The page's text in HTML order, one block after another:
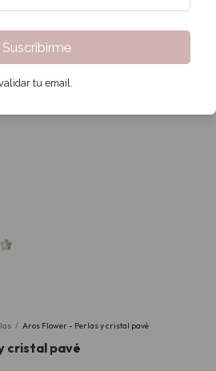
/ Aros Flower - Perlas y cristal pavé
cristal pavé
Suscribirme
tu email.